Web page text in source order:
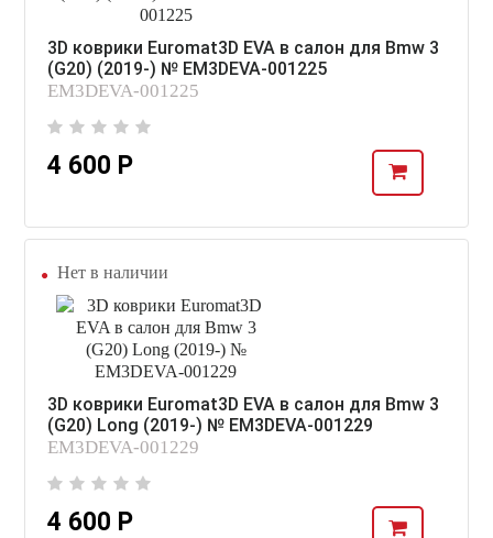
3D коврики Euromat3D EVA в салон для Bmw 3
(G20) (2019-) № EM3DEVA-001225
EM3DEVA-001225
4 600 Р
Нет в наличии
3D коврики Euromat3D EVA в салон для Bmw 3
(G20) Long (2019-) № EM3DEVA-001229
EM3DEVA-001229
4 600 Р